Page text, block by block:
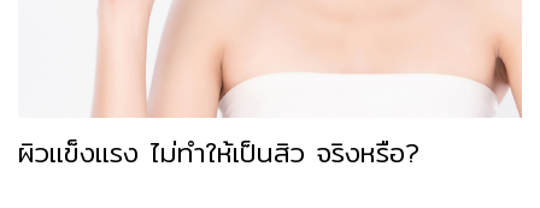
ผิวแข็งแรง ไม่ทำให้เป็นสิว จริงหรือ?